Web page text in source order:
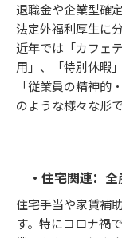
退職金や企業型確
法定外福利厚生に
近年では「カフェ
用」、「特別休暇
「従業員の精神
のような様々な形
・住宅関連：
住宅手当や家賃補
す。特にコロナ禍